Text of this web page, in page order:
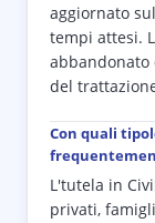
aggiornato
tempi attesi.
abbandonato
del
Con quali
L'tutela in
privati,